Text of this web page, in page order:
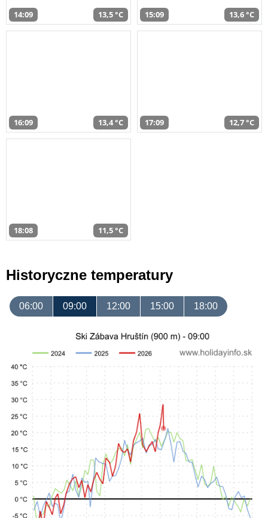
14:09 13,5 °C 15:09 13,6 °C
16:09 13,4 °C 17:09 12,7 °C
18:08 11,5 °C
Historyczne temperatury
06:00 09:00 12:00 15:00 18:00